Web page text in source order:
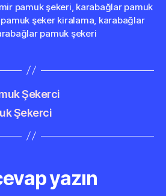
pamuk şekeri karabağlar pamuk
şeker kiralama karabağlar
pamuk şekeri
Şekerci
Şekerci
yazın